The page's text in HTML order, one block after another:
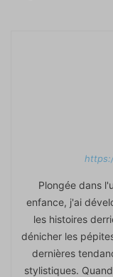
Plongée dans
enfance, j'ai
les histoires
dénicher les
dernières
stylistiques.